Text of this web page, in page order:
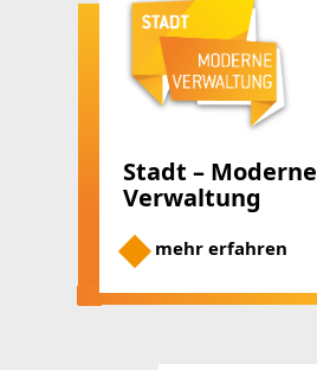
Stadt – Moderne
Verwaltung
mehr erfahren